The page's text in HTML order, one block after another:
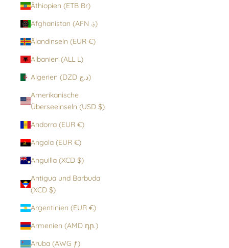
Äthiopien (ETB Br)
Afghanistan (AFN ؋)
Ålandinseln (EUR €)
Albanien (ALL L)
Algerien (DZD د.ج)
Amerikanische
Überseeinseln (USD $)
Andorra (EUR €)
Angola (EUR €)
Anguilla (XCD $)
Antigua und Barbuda
(XCD $)
Argentinien (EUR €)
Armenien (AMD դր.)
Aruba (AWG ƒ)